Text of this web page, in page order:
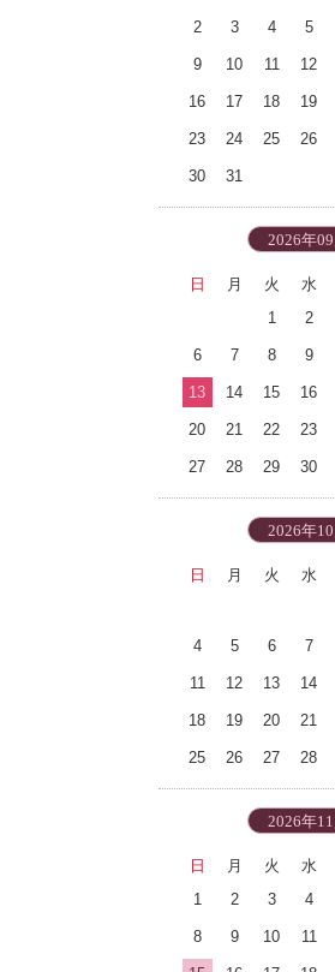
2 3 4 5
9 10 11 12
16 17 18 19
23 24 25 26
30 31
2026年09
日 月 火 水
1
2
6 7 8 9
13 14 15 16
20 21 22 23
27 28 29 30
2026年10
日 月 火 水
4 5 6 7
11 12 13 14
18 19 20 21
25 26 27 28
2026年11
日 月 火 水
1
2 3 4
8 9 10 11